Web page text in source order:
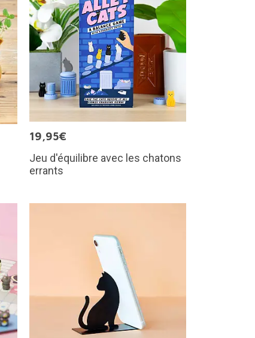
19,95€
Jeu d'équilibre avec les chatons
errants